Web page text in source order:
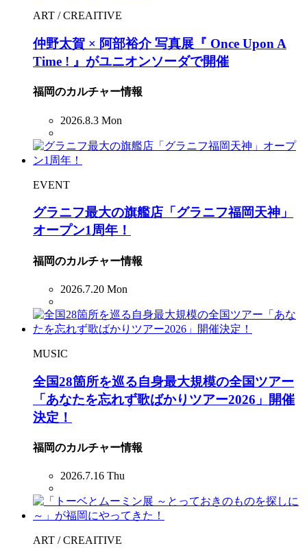
ART / CREAITIVE
仲野太賀 × 阿部裕介 写真展『 Once Upon A
Time ! 』がユニオンソーダで開催
福岡のカルチャー情報
2026.8.3 Mon
EVENT
グラニフ最大の旗艦店「グラニフ福岡天神」
オープン1周年！
福岡のカルチャー情報
2026.7.20 Mon
MUSIC
全国28箇所を巡る自身最大規模の全国ツアー
「あなたを忘れず歌ばかりツアー2026」開催
決定！
福岡のカルチャー情報
2026.7.16 Thu
ART / CREAITIVE